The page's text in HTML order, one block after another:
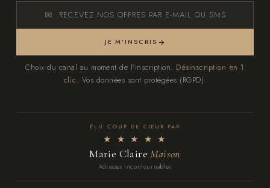
RECEVEZ NOS OFFRES PAR E-MAIL OU SMS
JE M'INSCRIS
Choix du canal au moment de l'inscription. Désinscription en 1
clic. Vos données sont protégées (RGPD).
ÉLU COUP DE CŒUR PAR
★ ★ ★ ★ ★
Marie ClaireMaison
Adresses incontournables